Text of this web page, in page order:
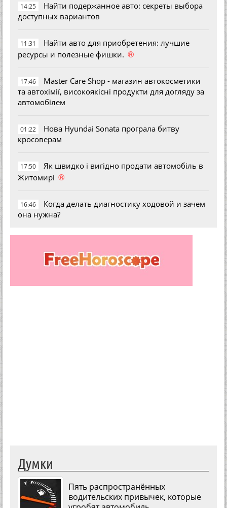
14:25
Найти подержанное авто: секреты выбора
доступных вариантов
11:31
Найти авто для приобретения: лучшие
ресурсы и полезные фишки. ®
17:46
Master Care Shop - магазин автокосметики
та автохімії, високоякісні продукти для догляду за
автомобілем
01:22
Нова Hyundai Sonata програла битву
кросоверам
17:50
Як швидко і вигідно продати автомобіль в
Житомирі ®
16:46
Когда делать диагностику ходовой и зачем
она нужна?
Думки
Пять распространённых
водительских привычек, которые